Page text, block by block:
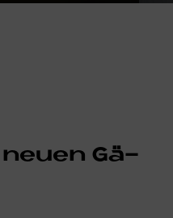
neu­en Gä­